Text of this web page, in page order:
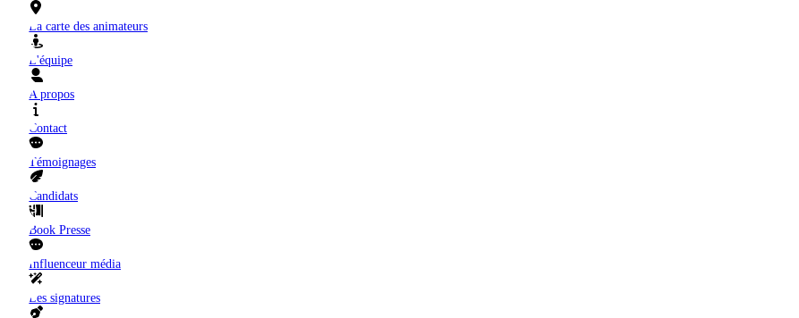
La carte des animateurs
L'équipe
A propos
Contact
Témoignages
Candidats
Book Presse
Influenceur média
Les signatures